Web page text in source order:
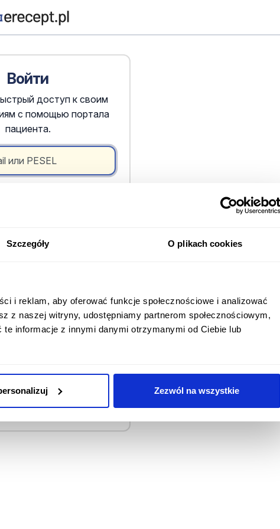
Szczegóły O plikach cookies
i reklam, aby oferować funkcje społecznościowe i analizować
z naszej witryny, udostępniamy partnerom społecznościowym,
informacje z innymi danymi otrzymanymi od Ciebie lub
Zezwól na wszystkie
Войти
доступ к своим
с помощью портала
пациента.
или PESEL
либо
электронной почты